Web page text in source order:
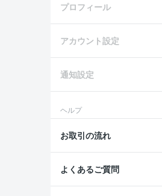
プロフィール
アカウント設定
通知設定
ヘルプ
お取引の流れ
よくあるご質問